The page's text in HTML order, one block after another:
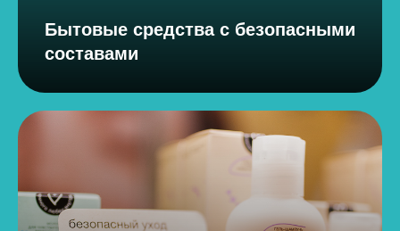
Бытовые средства с безопасными
составами